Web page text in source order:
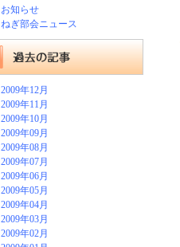
お知らせ
ねぎ部会ニュース
2009年12月
2009年11月
2009年10月
2009年09月
2009年08月
2009年07月
2009年06月
2009年05月
2009年04月
2009年03月
2009年02月